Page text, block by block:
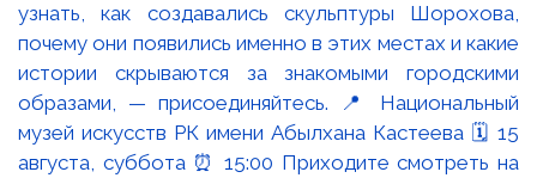
узнать, как создавались скульптуры Шорохова,
почему они появились именно в этих местах и какие
истории скрываются за знакомыми городскими
образами, — присоединяйтесь. 📍 Национальный
музей искусств РК имени Абылхана Кастеева 🗓 15
августа, суббота ⏰ 15:00 Приходите смотреть на